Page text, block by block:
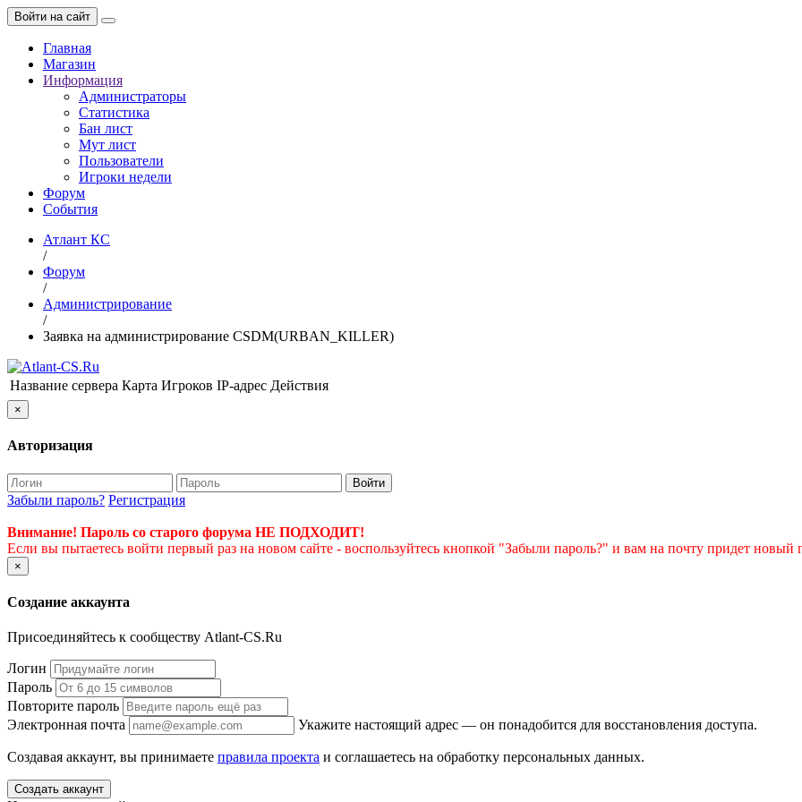
Войти на сайт
Главная
Магазин
Информация
Администраторы
Статистика
Бан лист
Мут лист
Пользователи
Игроки недели
Форум
События
Атлант КС
/
Форум
/
Администрирование
/
Заявка на администрирование CSDM(URBAN_KILLER)
Название сервера Карта Игроков IP-адрес Действия
×
Авторизация
Войти
Забыли пароль? Регистрация
Внимание! Пароль со старого форума НЕ ПОДХОДИТ!
Если вы пытаетесь войти первый раз на новом сайте - воспользуйтесь кнопкой "Забыли пароль?" и вам на почту придет новый
×
Создание аккаунта
Присоединяйтесь к сообществу Atlant-CS.Ru
Логин
Пароль
Повторите пароль
Электронная почта
Укажите настоящий адрес — он понадобится для восстановления доступа.
Создавая аккаунт, вы принимаете правила проекта и соглашаетесь на обработку персональных данных.
Создать аккаунт